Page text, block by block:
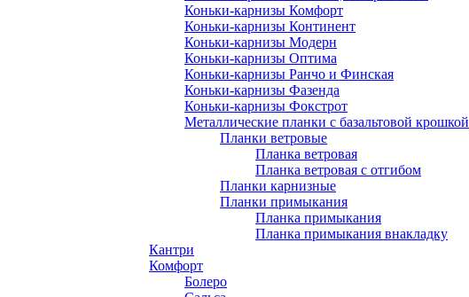
Коньки-карнизы Комфорт
Коньки-карнизы Континент
Коньки-карнизы Модерн
Коньки-карнизы Оптима
Коньки-карнизы Ранчо и Финская
Коньки-карнизы Фазенда
Коньки-карнизы Фокстрот
Металлические планки с базальтовой крошкой
Планки ветровые
Планка ветровая
Планка ветровая с отгибом
Планки карнизные
Планки примыкания
Планка примыкания
Планка примыкания внакладку
Кантри
Комфорт
Болеро